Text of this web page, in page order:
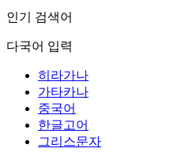
인기 검색어
다국어 입력
히라가나
가타카나
중국어
한글고어
그리스문자